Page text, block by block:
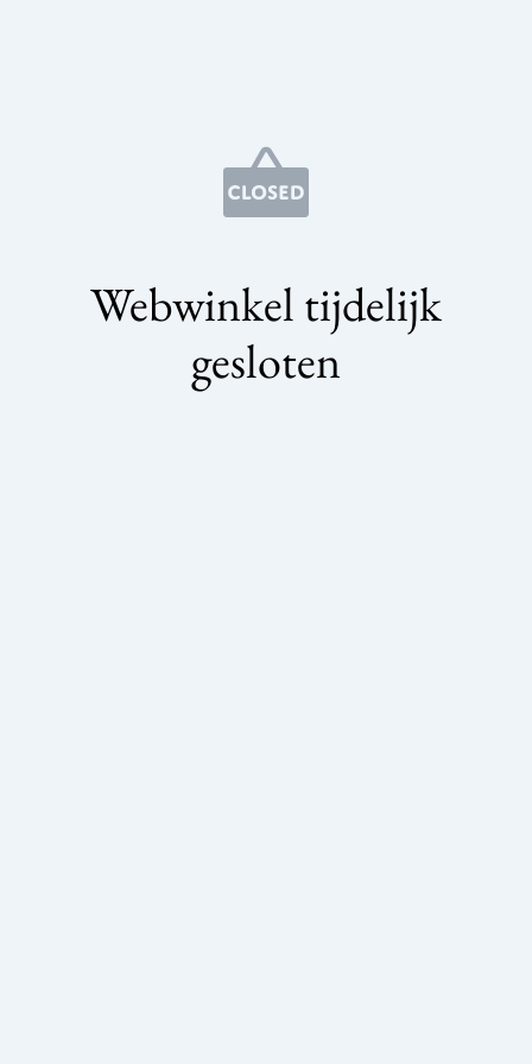
Webwinkel tijdelijk
gesloten